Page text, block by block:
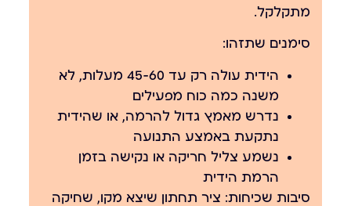
מתקלקל.
סימנים שתזהו:
הידית עולה רק עד 45-60 מעלות, לא
משנה כמה כוח מפעילים
נדרש מאמץ גדול להרמה, או שהידית
נתקעת באמצע התנועה
נשמע צליל חריקה או נקישה בזמן
הרמת הידית
סיבות שכיחות: ציר תחתון שיצא מקו, שחיקה